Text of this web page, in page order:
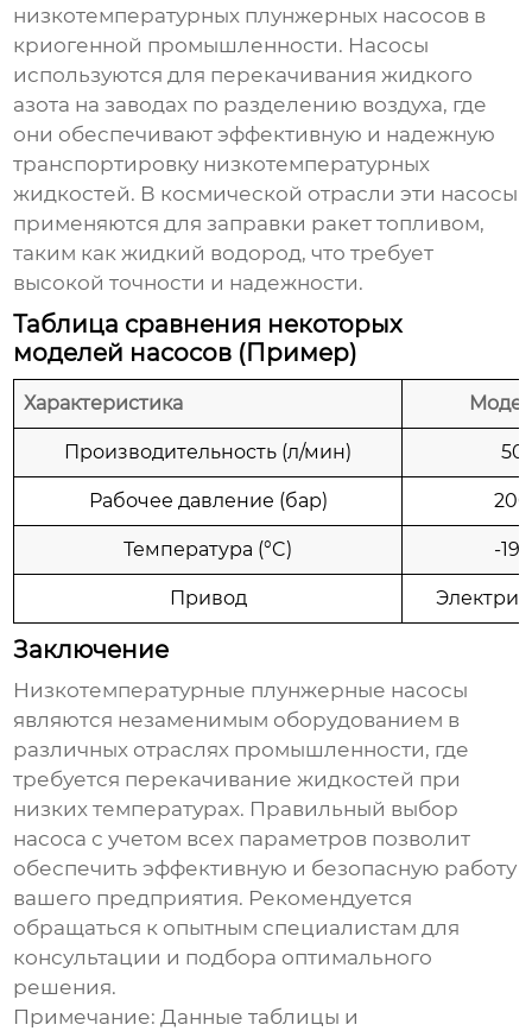
низкотемпературных плунжерных насосов в
криогенной промышленности. Насосы
используются для перекачивания жидкого
азота на заводах по разделению воздуха, где
они обеспечивают эффективную и надежную
транспортировку низкотемпературных
жидкостей. В космической отрасли эти насосы
применяются для заправки ракет топливом,
таким как жидкий водород, что требует
высокой точности и надежности.
Таблица сравнения некоторых
моделей насосов (Пример)
Характеристика
Производительность (л/мин) 50
Рабочее давление (бар) 200
Температура (°C) -196
Привод
Заключение
Низкотемпературные плунжерные насосы
являются незаменимым оборудованием в
различных отраслях промышленности, где
требуется перекачивание жидкостей при
низких температурах. Правильный выбор
насоса с учетом всех параметров позволит
обеспечить эффективную и безопасную работу
вашего предприятия. Рекомендуется
обращаться к опытным специалистам для
консультации и подбора оптимального
решения.
Примечание: Данные таблицы и